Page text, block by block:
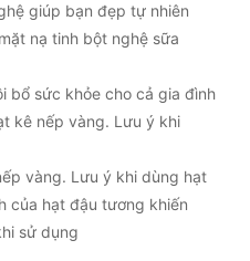
giúp bạn đẹp tự nhiên
nạ tinh bột nghệ sữa
bổ sức khỏe cho cả gia đình
kê nếp vàng. Lưu ý khi
vàng. Lưu ý khi dùng hạt
của hạt đậu tương khiến
sử dụng